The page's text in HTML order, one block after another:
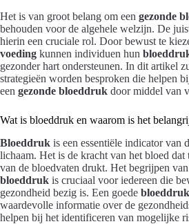
Het is van groot belang om een gezonde
behouden voor de algehele welzijn. De
hierin een cruciale rol. Door bewust te
voeding kunnen individuen hun
gezonder hart ondersteunen. In dit artikel
strategieën worden besproken die helpen
een gezonde bloeddruk door middel van
Wat is bloeddruk en waarom is het
Bloeddruk is een essentiële indicator van
lichaam. Het is de kracht van het bloed dat
van de bloedvaten drukt. Het begrijpen
bloeddruk is cruciaal voor iedereen die
gezondheid bezig is. Een goede
waardevolle informatie over de
helpen bij het identificeren van mogelijke